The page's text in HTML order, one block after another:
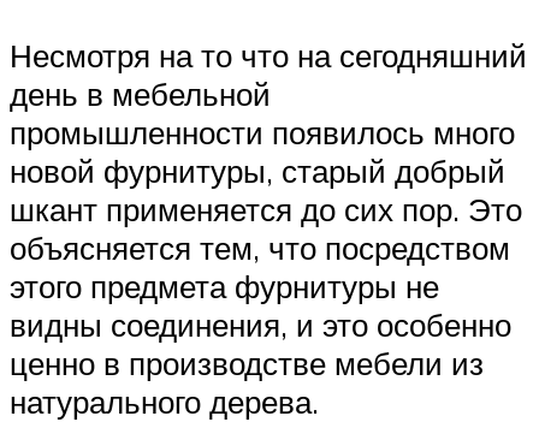
Несмотря на то что на сегодняшний
день в мебельной
промышленности появилось много
новой фурнитуры, старый добрый
шкант применяется до сих пор. Это
объясняется тем, что посредством
этого предмета фурнитуры не
видны соединения, и это особенно
ценно в производстве мебели из
натурального дерева.